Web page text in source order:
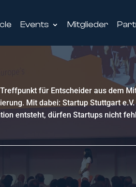
Events Mitglieder
für Entscheider aus dem
Mit dabei: Startup Stuttgart
entsteht, dürfen Startups nicht